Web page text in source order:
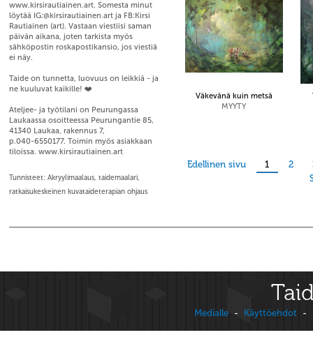
www.kirsirautiainen.art. Somesta minut
löytää IG:@kirsirautiainen.art ja FB:Kirsi
Rautiainen (art). Vastaan viestiisi saman
päivän aikana, joten tarkista myös
sähköpostin roskapostikansio, jos viestiä
ei näy.
Taide on tunnetta, luovuus on leikkiä - ja
ne kuuluvat kaikille! ❤️
Ateljee- ja työtilani on Peurungassa
Laukaassa osoitteessa Peurungantie 85,
41340 Laukaa, rakennus 7,
p.040-6550177. Toimin myös asiakkaan
tiloissa. www.kirsirautiainen.art
Tunnisteet: Akryylimaalaus, taidemaalari,
ratkaisukeskeinen kuvataideterapian ohjaus
Väkevänä kuin metsä
MYYTY
Edellinen sivu 1 2
Medialle - Käyttöehdot -